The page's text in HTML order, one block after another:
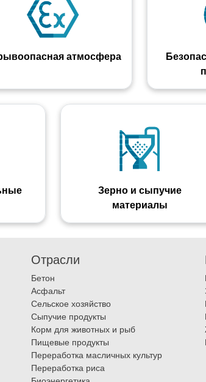
атмосфера
Зерно и сыпучие
материалы
Отрасли
Бетон
Асфальт
Сельское хозяйство
Сыпучие продукты
Корм для животных и рыб
Пищевые продукты
Переработка масличных культур
Переработка риса